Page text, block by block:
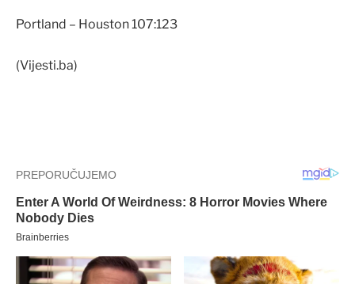
Portland – Houston 107:123
(Vijesti.ba)